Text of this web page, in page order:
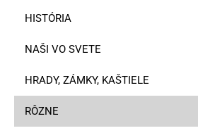
HISTÓRIA
NAŠI VO SVETE
HRADY, ZÁMKY, KAŠTIELE
RÔZNE